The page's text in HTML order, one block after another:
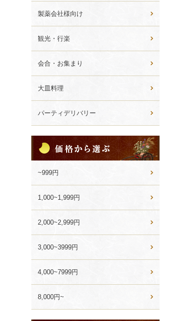
製薬会社様向け
観光・行楽
会合・お集まり
大皿料理
パーティデリバリー
格
か
ら
選
ぶ
~999円
1,000~1,999円
2,000~2,999円
3,000~3999円
4,000~7999円
8,000円~